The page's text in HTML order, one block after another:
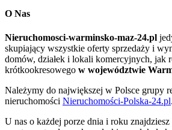
O Nas
Nieruchomosci-warminsko-maz-24.pl
skupiający wszystkie oferty sprzedaży i
domów, działek i lokali komercyjnych, jak
krótkookresowego w województwie
Należymy do największej w Polsce grupy
nieruchomości Nieruchomości-Polska-24.pl.
U nas o każdej porze dnia i roku